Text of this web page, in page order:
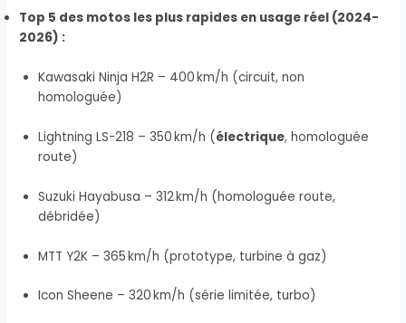
Top 5 des motos les plus rapides en usage réel (2024-
2026) :
Kawasaki Ninja H2R – 400 km/h (circuit, non
homologuée)
Lightning LS-218 – 350 km/h (électrique, homologuée
route)
Suzuki Hayabusa – 312 km/h (homologuée route,
débridée)
MTT Y2K – 365 km/h (prototype, turbine à gaz)
Icon Sheene – 320 km/h (série limitée, turbo)